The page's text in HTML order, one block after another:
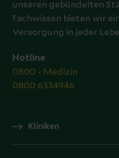
unseren gebündelten
Fachwissen bieten wir
Versorgung in jeder
Hotline
0800 - Medizin
0800 6334946
Kliniken